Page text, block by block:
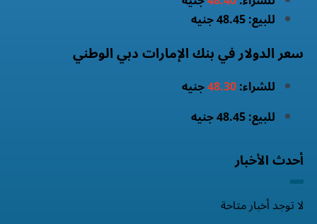
للبيع: 48.45 جنيه
سعر الدولار في بنك الإمارات دبي الوطني
للشراء:48.30جنيه
للبيع: 48.45 جنيه
أحدث الأخبار
لا توجد أخبار متاحة